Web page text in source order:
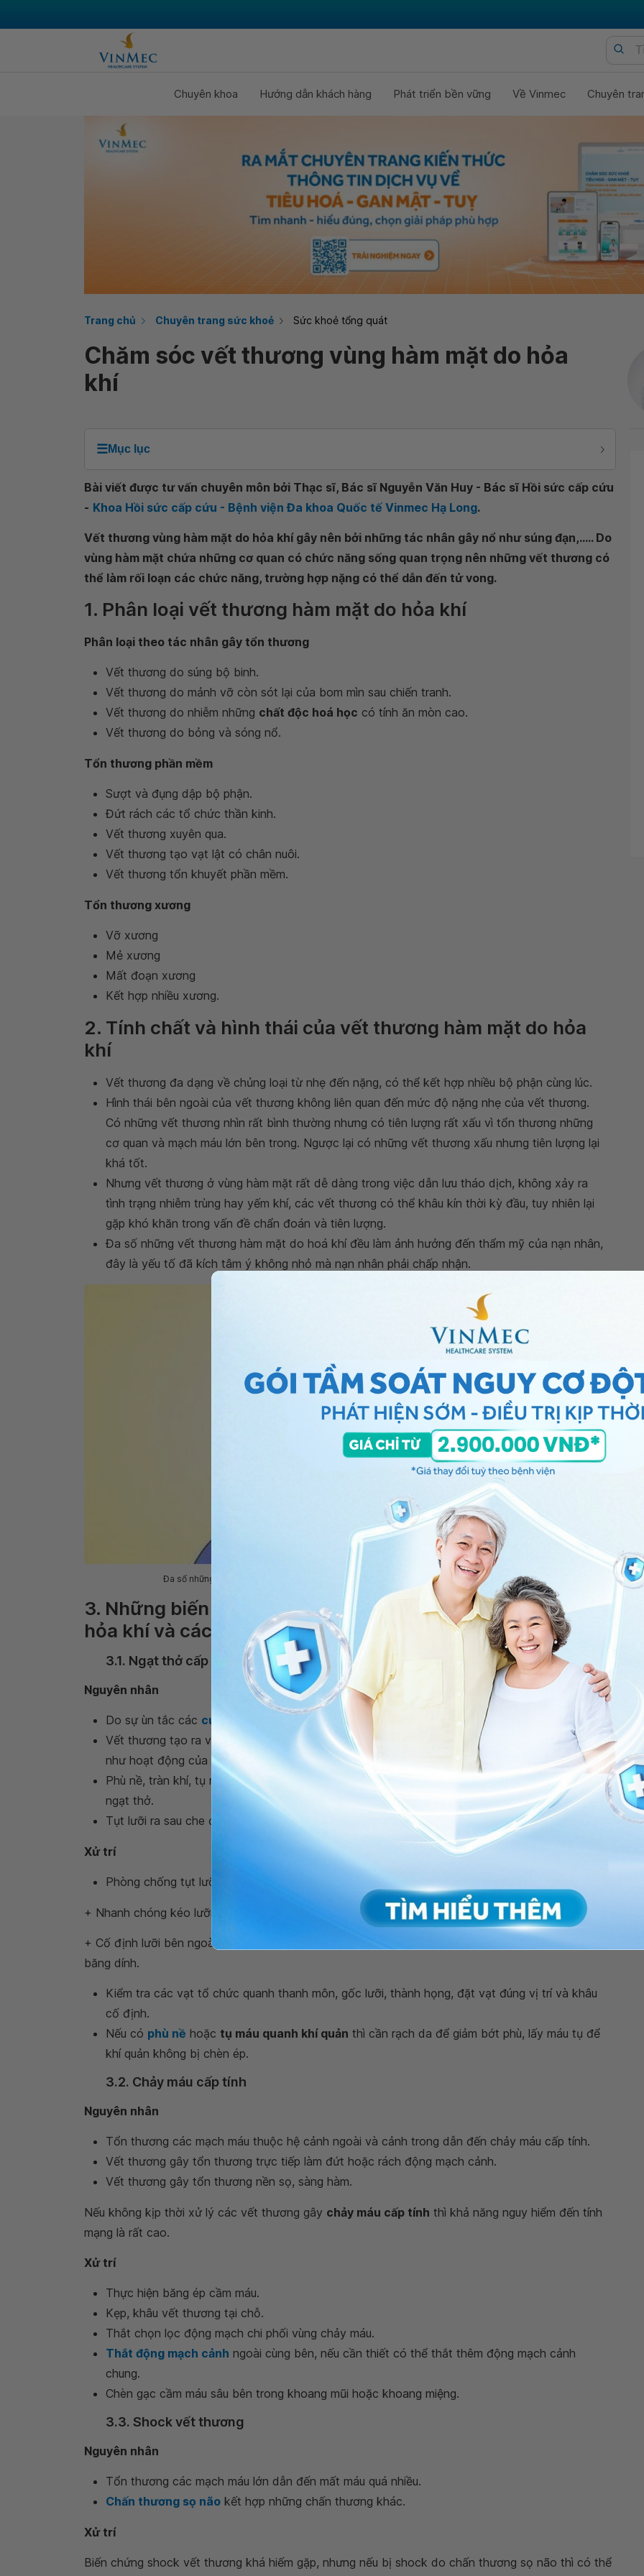
Chuyên khoa Hướng dẫn khách hàng Phát triển bền vững Về Vinmec Chuyên
Trang chủ Chuyên trang sức khoẻ Sức khoẻ tổng quát
Chăm sóc vết thương vùng hàm mặt do hỏa
khí
☰Mục lục
Bài viết được tư vấn chuyên môn bởi Thạc sĩ, Bác sĩ Nguyễn Văn Huy - Bác sĩ Hồi sức cấp cứu
- Khoa Hồi sức cấp cứu - Bệnh viện Đa khoa Quốc tế Vinmec Hạ Long
Vết thương vùng hàm mặt do hỏa khí gây nên bởi những tác nhân gây nổ như súng đạn,..... Do
vùng hàm mặt chứa những cơ quan có chức năng sống quan trọng nên những vết thương có
thể làm rối loạn các chức năng, trường hợp nặng có thể dẫn đến tử vong.
1. Phân loại vết thương hàm mặt do hỏa khí
Phân loại theo tác nhân gây tổn thương
Vết thương do súng bộ binh.
Vết thương do mảnh vỡ còn sót lại của bom mìn sau chiến tranh.
Vết thương do nhiễm những chất độc hoá học có tính ăn mòn cao.
Vết thương do bỏng và sóng nổ.
Tổn thương phần mềm
Sượt và đụng dập bộ phận.
Đứt rách các tổ chức thần kinh.
Vết thương xuyên qua.
Vết thương tạo vạt lật có chân nuôi.
Vết thương tổn khuyết phần mềm.
Tổn thương xương
Vỡ xương
Mẻ xương
Mất đoạn xương
Kết hợp nhiều xương.
2. Tính chất và hình thái của vết thương hàm mặt do hỏa
khí
Vết thương đa dạng về chủng loại từ nhẹ đến nặng, có thể kết hợp nhiều bộ phận cùng lúc.
Hình thái bên ngoài của vết thương không liên quan đến mức độ nặng nhẹ của vết thương.
Có những vết thương nhìn rất bình thường nhưng có tiên lượng rất xấu vì tổn thương những
cơ quan và mạch máu lớn bên trong. Ngược lại có những vết thương xấu nhưng tiên lượng lại
khá tốt.
Nhưng vết thương ở vùng hàm mặt rất dễ dàng trong việc dẫn lưu tháo dịch, không xảy ra
tình trạng nhiễm trùng hay yếm khí, các vết thương có thể khâu kín thời kỳ đầu, tuy nhiên lại
gặp khó khăn trong vấn đề chẩn đoán và tiên lượng.
Đa số những vết thương hàm mặt do hoá khí đều làm ảnh hưởng đến thẩm mỹ của nạn nhân,
đây là yếu tố đã kích tâm ý không nhỏ mà nạn nhân phải chấp nhận.
Đa số những vết thương hàm mặt do hoá khí đều làm ảnh hưởng đến thẩm mỹ của nạn nhân
3. Những biến chứng cấp tính của vết thương hàm mặt do
hỏa khí và cách cấp cứu
3.1. Ngạt thở cấp
Nguyên nhân
Do sự ùn tắc các cục máu đông
, đờm dãi, máu, các dị vật mảnh xương, mảnh răng,...
Vết thương tạo ra vạt lật sẽ che kín thanh môn khi bệnh nhân hít vào, hiện tượng này giống
như hoạt động của van một chiều khiến cho nạn nhân bị
ngạt thở cấp
Phù nề, tràn khí, tụ máu dưới da vùng quanh cổ đường khí đạo gây chèn ép khiến nạn nhân bị
ngạt thở.
Tụt lưỡi ra sau che đi thanh môn.
Xử trí
Phòng chống tụt lưỡi:
+ Nhanh chóng kéo lưỡi nạn nhân ra phía trước, hút đờm và dãi ra ngoài.
+ Cố định lưỡi bên ngoài bằng cách khâu chỉ lớn hai bên, đầu chỉ cố định ngoài cắm, má bằng
băng dính.
Kiểm tra các vạt tổ chức quanh thanh môn, gốc lưỡi, thành họng, đặt vạt đúng vị trí và khâu
cố định.
Nếu có phù nề hoặctụ máu quanh khí quản thì cần rạch da để giảm bớt phù, lấy máu tụ để
khí quản không bị chèn ép.
3.2. Chảy máu cấp tính
Nguyên nhân
Tổn thương các mạch máu thuộc hệ cảnh ngoài và cảnh trong dẫn đến chảy máu cấp tính.
Vết thương gây tổn thương trực tiếp làm đứt hoặc rách động mạch cảnh.
Vết thương gây tổn thương nền sọ, sàng hàm.
Nếu không kịp thời xử lý các vết thương gây chảy máu cấp tính thì khả năng nguy hiểm đến tính
mạng là rất cao.
Xử trí
Thực hiện băng ép cầm máu.
Kẹp, khâu vết thương tại chỗ.
Thắt chọn lọc động mạch chi phối vùng chảy máu.
Thắt động mạch cảnh ngoài cùng bên, nếu cần thiết có thể thắt thêm động mạch cảnh
chung.
Chèn gạc cầm máu sâu bên trong khoang mũi hoặc khoang miệng.
3.3. Shock vết thương
Nguyên nhân
Tổn thương các mạch máu lớn dẫn đến mất máu quá nhiều.
Chấn thương sọ nãokết hợp những chấn thương khác.
Xử trí
Biến chứng shock vết thương khá hiếm gặp, nhưng nếu bị shock do chấn thương sọ não thì có thể